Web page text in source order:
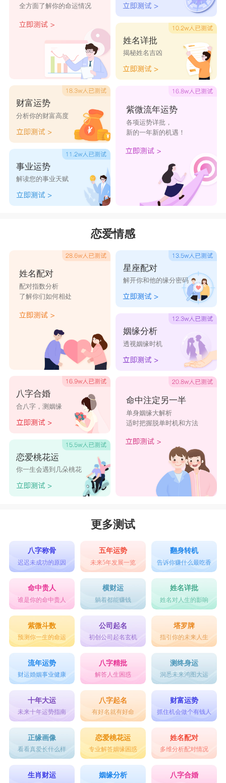
全方面了解你的命运情况
财富运势
分析你的财富高度
事业运势
解读您的事业天赋
姓名详批
揭秘姓名吉凶
紫微流年运势
各项运势详批，
新的一年新的机遇！
恋爱情感
姓名配对
配对指数分析
了解你们如何相处
八字合婚
合八字，测姻缘
恋爱桃花运
你一生会遇到几朵桃花
星座配对
解开你和他的缘分密码
姻缘分析
透视姻缘时机
命中注定另一半
单身姻缘大解析
适时把握脱单时机和方法
更多测试
八字称骨
迟迟未成功的原因
五年运势
未来5年发展一览
翻身转机
告诉你赚什么最吃香
命中贵人
谁是你的命中贵人
横财运
躺着都能赚钱
姓名详批
姓名对人生的影响
紫微斗数
预测你一生的命运
公司起名
初创公司起名玄机
塔罗牌
指引你的未来人生
流年运势
财运婚姻事业健康
八字精批
解答人生困惑
测终身运
洞悉未来鸿图大运
十年大运
未来十年运势指南
八字起名
有好名就有好命
财富运势
抓住机会做个有钱人
正缘画像
看看真爱长什么样
恋爱桃花运
专业解答姻缘困惑
姓名配对
多维分析配对情况
生肖财运 姻缘分析 八字合婚